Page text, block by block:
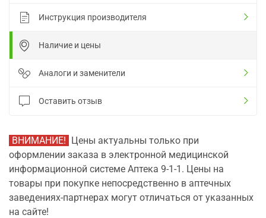
Инструкция производителя
Наличие и цены
Аналоги и заменители
Оставить отзыв
ВНИМАНИЕ! Цены актуальны только при
оформлении заказа в электронной медицинской
информационной системе Аптека 9-1-1. Цены на
товары при покупке непосредственно в аптечных
заведениях-партнерах могут отличаться от указанных
на сайте!